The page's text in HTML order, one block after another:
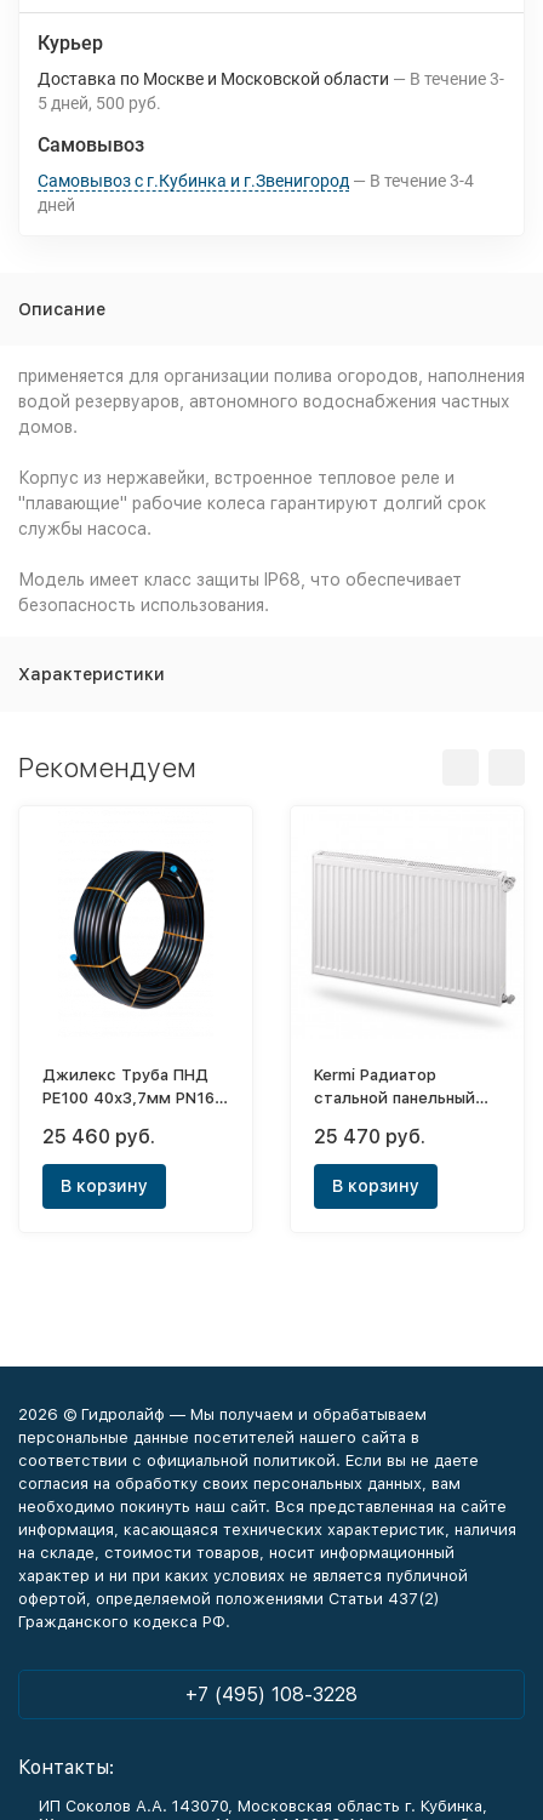
Курьер
Доставка по Москве и Московской области В течение3-
5 дней 500 руб.
Самовывоз
Самовывоз с г.Кубинка и г.Звенигород В течение3-4
дней
Описание
применяется для организации полива огородов, наполнения
водой резервуаров, автономного водоснабжения частных
домов.
Корпус из нержавейки, встроенное тепловое реле и
"плавающие" рабочие колеса гарантируют долгий срок
службы насоса.
Модель имеет класс защиты IP68, что обеспечивает
безопасность использования.
Характеристики
Рекомендуем
Джилекс Труба ПНД
РЕ100 40х3,7мм PN16
25 460 руб.
В корзину
Kermi Радиатор
стальной панельный
12х500х1800
25 470 руб.
В корзину
2026 © Гидролайф — Мы получаем и обрабатываем
персональные данные посетителей нашего сайта в
соответствии с официальной политикой. Если вы не даете
согласия на обработку своих персональных данных, вам
необходимо покинуть наш сайт. Вся представленная на сайте
информация, касающаяся технических характеристик, наличия
на складе, стоимости товаров, носит информационный
характер и ни при каких условиях не является публичной
офертой, определяемой положениями Статьи 437(2)
Гражданского кодекса РФ.
+7 (495) 108-3228
Контакты:
ИП Соколов А.А. 143070, Московская область г. Кубинка,